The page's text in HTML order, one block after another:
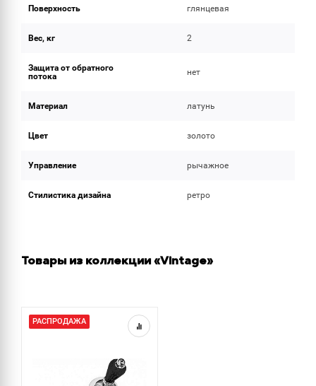
Поверхность глянцевая
Вес, кг 2
Защита от обратного
потока
нет
Материал латунь
Цвет золото
Управление рычажное
Стилистика дизайна ретро
Товары из коллекции «Vintage»
РАСПРОДАЖА